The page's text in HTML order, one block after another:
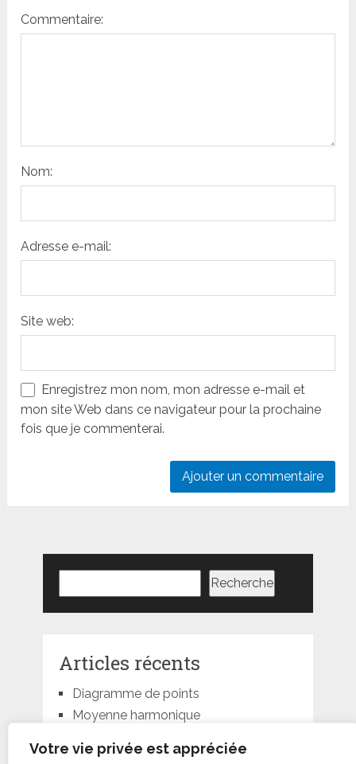
Votre vie privée est appréciée
Commentaire:
Nom:
Adresse e-mail:
Site web:
Enregistrez mon nom, mon adresse e-mail et
mon site Web dans ce navigateur pour la prochaine
fois que je commenterai.
Recherche
Articles récents
Diagramme de points
Moyenne harmonique
Moyenne quadratique